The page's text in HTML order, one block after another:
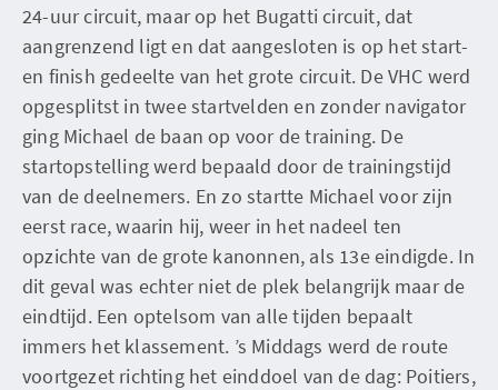
24-uur circuit, maar op het Bugatti circuit, dat
aangrenzend ligt en dat aangesloten is op het start-
en finish gedeelte van het grote circuit. De VHC werd
opgesplitst in twee startvelden en zonder navigator
ging Michael de baan op voor de training. De
startopstelling werd bepaald door de trainingstijd
van de deelnemers. En zo startte Michael voor zijn
eerst race, waarin hij, weer in het nadeel ten
opzichte van de grote kanonnen, als 13e eindigde. In
dit geval was echter niet de plek belangrijk maar de
eindtijd. Een optelsom van alle tijden bepaalt
immers het klassement. ’s Middags werd de route
voortgezet richting het einddoel van de dag: Poitiers,